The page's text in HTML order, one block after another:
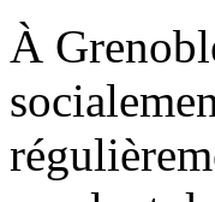
À